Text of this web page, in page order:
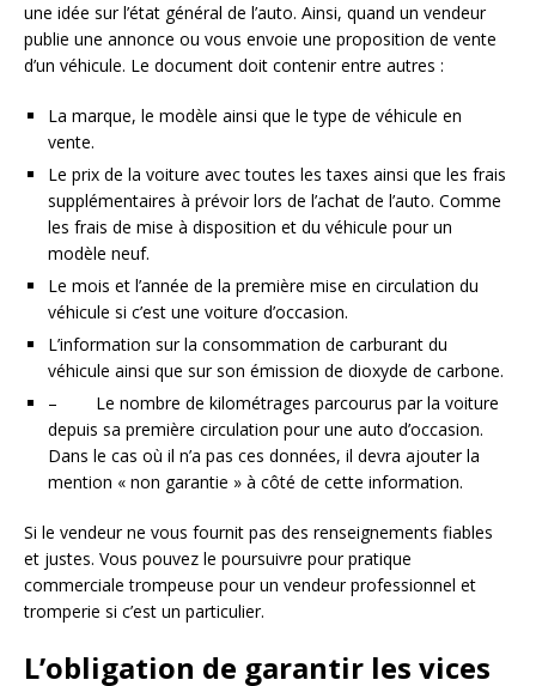
une idée sur l’état général de l’auto. Ainsi, quand un vendeur
publie une annonce ou vous envoie une proposition de vente
d’un véhicule. Le document doit contenir entre autres :
La marque, le modèle ainsi que le type de véhicule en
vente.
Le prix de la voiture avec toutes les taxes ainsi que les frais
supplémentaires à prévoir lors de l’achat de l’auto. Comme
les frais de mise à disposition et du véhicule pour un
modèle neuf.
Le mois et l’année de la première mise en circulation du
véhicule si c’est une voiture d’occasion.
L’information sur la consommation de carburant du
véhicule ainsi que sur son émission de dioxyde de carbone.
– Le nombre de kilométrages parcourus par la voiture
depuis sa première circulation pour une auto d’occasion.
Dans le cas où il n’a pas ces données, il devra ajouter la
mention « non garantie » à côté de cette information.
Si le vendeur ne vous fournit pas des renseignements fiables
et justes. Vous pouvez le poursuivre pour pratique
commerciale trompeuse pour un vendeur professionnel et
tromperie si c’est un particulier.
L’obligation de garantir les vices